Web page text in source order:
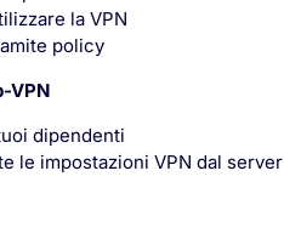
la VPN
policy
VPN
dipendenti
le impostazioni VPN dal server